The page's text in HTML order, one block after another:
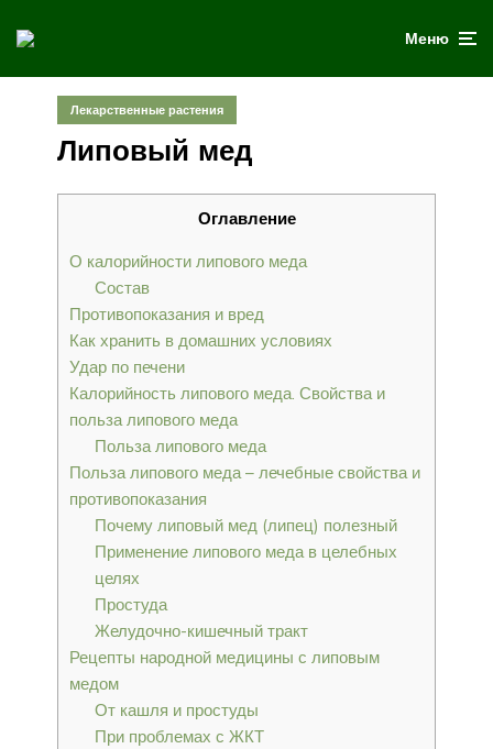
Меню
Лекарственные растения
Липовый мед
Оглавление
О калорийности липового меда
Состав
Противопоказания и вред
Как хранить в домашних условиях
Удар по печени
Калорийность липового меда. Свойства и
польза липового меда
Польза липового меда
Польза липового меда – лечебные свойства и
противопоказания
Почему липовый мед (липец) полезный
Применение липового меда в целебных
целях
Простуда
Желудочно-кишечный тракт
Рецепты народной медицины с липовым
медом
От кашля и простуды
При проблемах с ЖКТ